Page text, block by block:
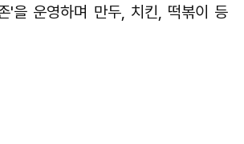
'을 운영하며 만두, 치킨, 떡볶이 등